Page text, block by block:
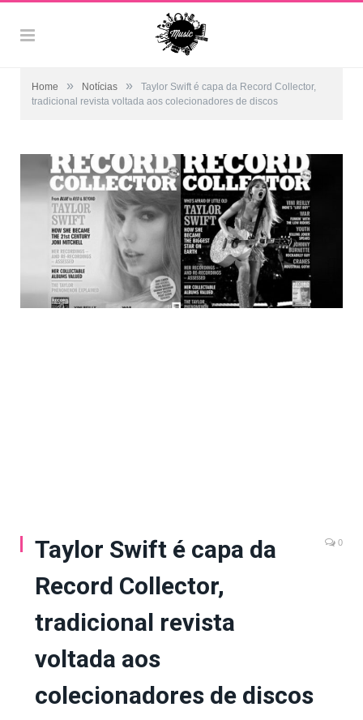
Home » Notícias »
Taylor Swift é capa da Record Collector,
tradicional revista voltada aos colecionadores de discos
Taylor Swift é capa da
Record Collector,
tradicional revista
voltada aos
colecionadores de discos
0